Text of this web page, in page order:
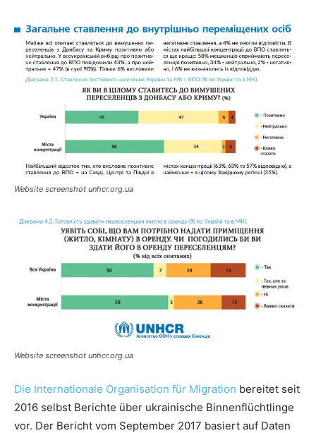
Website screenshot unhcr.org.ua
Website screenshot unhcr.org.ua
Die Internationale Organisation für Migration bereitet seit
2016 selbst Berichte über ukrainische Binnenflüchtlinge
vor. Der Bericht vom September 2017 basiert auf Daten